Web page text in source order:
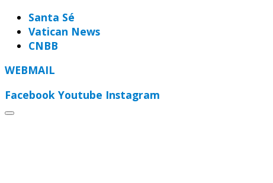
Santa Sé
Vatican News
CNBB
WEBMAIL
Facebook Youtube Instagram